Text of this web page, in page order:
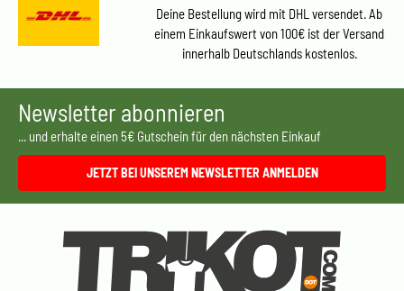
Deine Bestellung wird mit DHL versendet. Ab
einem Einkaufswert von 100€ ist der Versand
innerhalb Deutschlands kostenlos.
Newsletter abonnieren
... und erhalte einen 5€ Gutschein für den nächsten Einkauf
JETZT BEI UNSEREM NEWSLETTER ANMELDEN